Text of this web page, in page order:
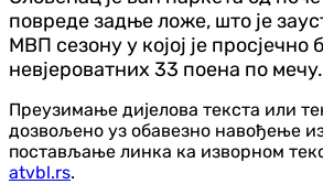
повреде задње ложе, што је
МВП сезону у којој је
невјероватних 33 поена по мечу.
Преузимање дијелова текста или
дозвољено уз обавезно навођење
постављање линка ка изворном
atvbl.rs.